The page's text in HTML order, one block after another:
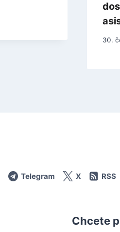
30.
Telegram X RSS
Chcete